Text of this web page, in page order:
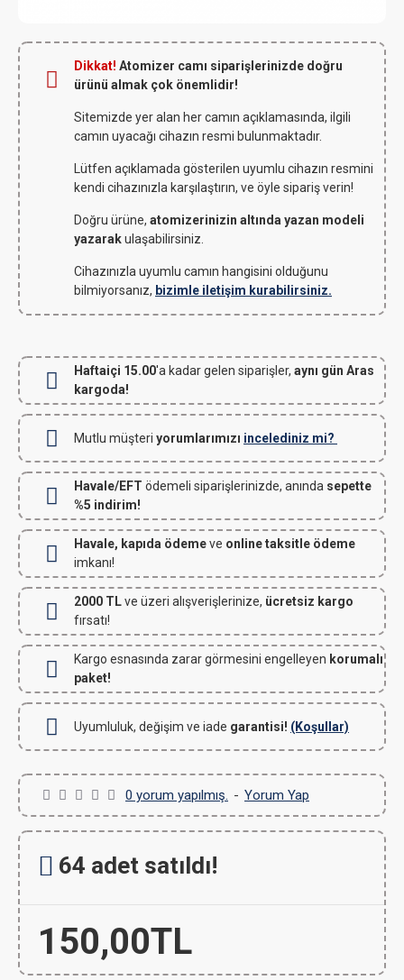
Dikkat! Atomizer camı siparişlerinizde doğru
ürünü almak çok önemlidir!
Sitemizde yer alan her camın açıklamasında, ilgili
camın uyacağı cihazın resmi bulunmaktadır.
Lütfen açıklamada gösterilen uyumlu cihazın resmini
kendi cihazınızla karşılaştırın, ve öyle sipariş verin!
Doğru ürüne, atomizerinizin altında yazan modeli
yazarakulaşabilirsiniz.
Cihazınızla uyumlu camın hangisini olduğunu
bilmiyorsanız, bizimle iletişim kurabilirsiniz.
Haftaiçi 15.00'a kadar gelen siparişler, aynı gün Aras
kargoda!
Mutlu müşteri yorumlarımızı incelediniz mi?
Havale/EFT ödemeli siparişlerinizde, anında sepette
%5 indirim!
Havale, kapıda ödemeve online taksitle ödeme
imkanı!
2000 TLve üzeri alışverişlerinize, ücretsiz kargo
fırsatı!
Kargo esnasında zarar görmesini engelleyen korumalı
paket!
Uyumluluk, değişim ve iade garantisi! (Koşullar)
0 yorum yapılmış. - Yorum Yap
150,00TL
64 adet satıldı!